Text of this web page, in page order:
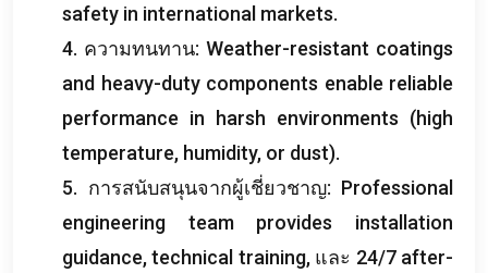
safety in international markets.
4. ความทนทาน: Weather-resistant coatings
and heavy-duty components enable reliable
performance in harsh environments (high
temperature, humidity, or dust).
5. การสนับสนุนจากผู้เชี่ยวชาญ: Professional
engineering team provides installation
guidance,technical training, และ 24/7 after-